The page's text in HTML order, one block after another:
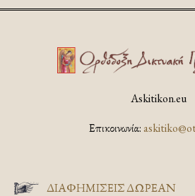
Askitikon.eu
Επικοινωνία:
ΔΙΑΦΗΜΊΣΕΙΣ ΔΩΡΕΆΝ